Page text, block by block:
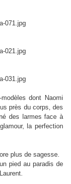
dont Naomi
près du corps, des
des larmes face à
la perfection
plus de sagesse.
pied au paradis de